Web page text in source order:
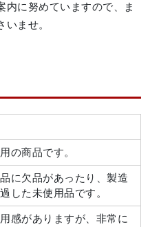
内に努めていますので、ま
ませ。
の商品です。
に欠品があったり、製造
した未使用品です。
感がありますが、非常に